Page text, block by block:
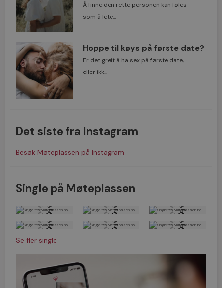
Å finne den rette personen kan føles
som å lete...
Hoppe til køys på første date?
Er det greit å ha sex på første date,
eller ikk...
Det siste fra Instagram
Besøk Møteplassen på Instagram
Single på Møteplassen
Se fler single